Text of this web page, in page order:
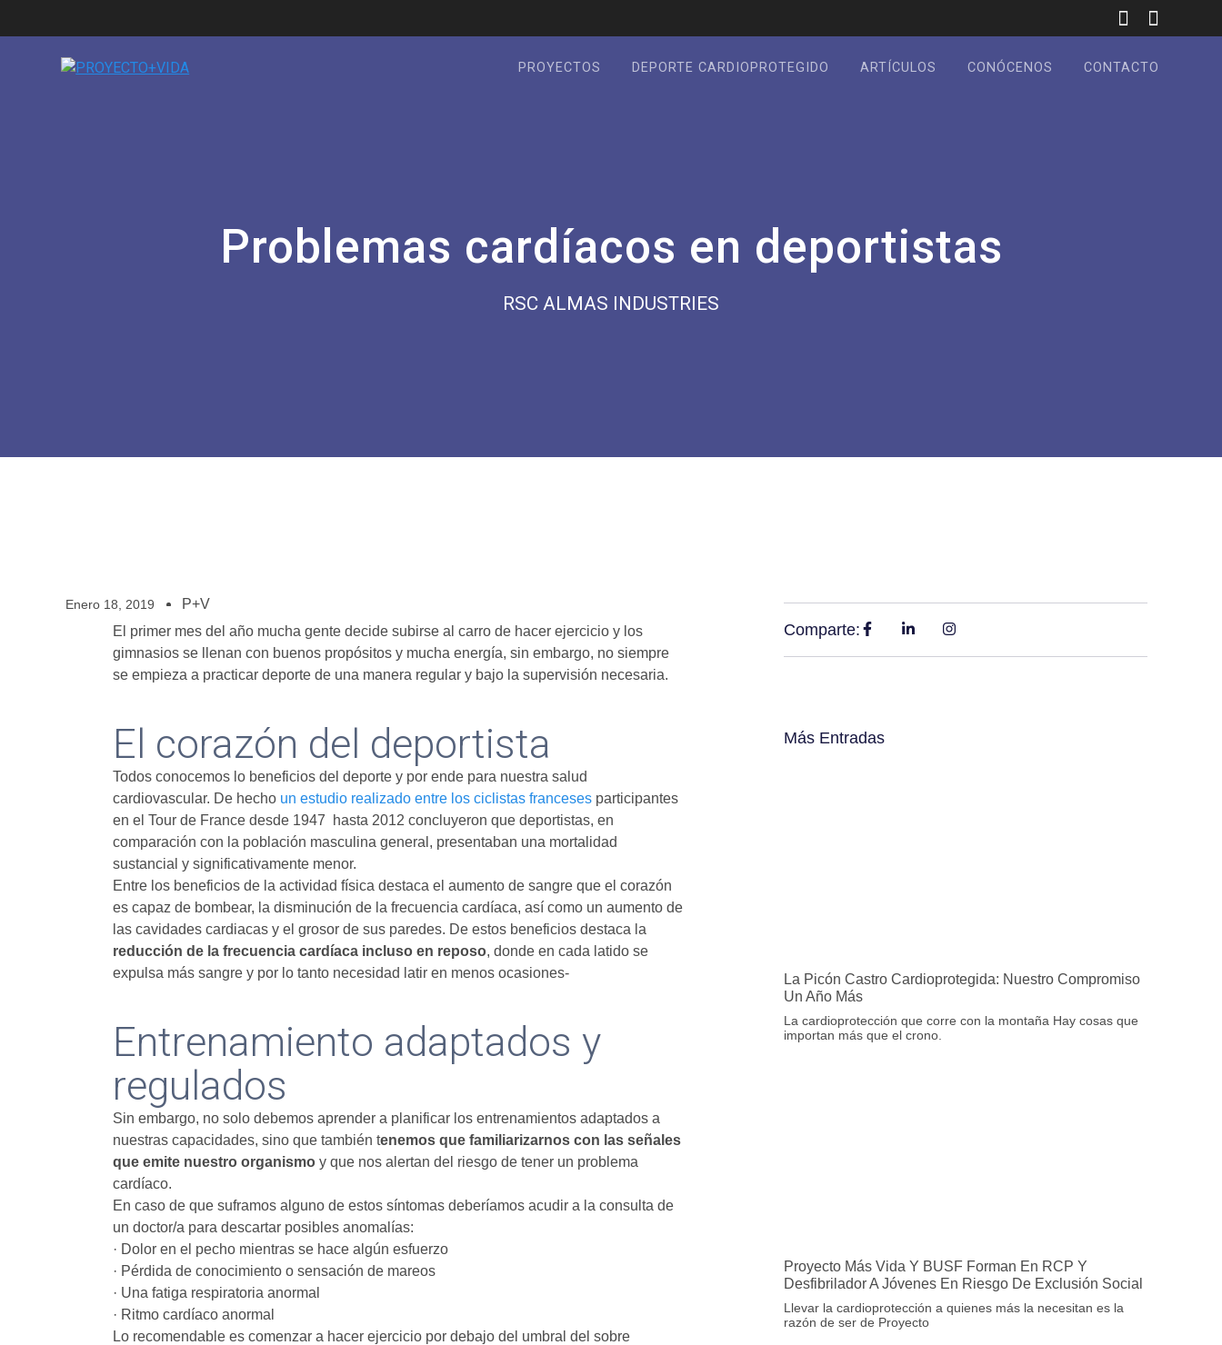
PROYECTOS DEPORTE CARDIOPROTEGIDO ARTÍCULOS CONÓCENOS CONTACTO
Problemas cardíacos en deportistas
RSC ALMAS INDUSTRIES
Enero 18, 2019
P+V
El primer mes del año mucha gente decide subirse al carro de hacer ejercicio y los
gimnasios se llenan con buenos propósitos y mucha energía, sin embargo, no siempre
se empieza a practicar deporte de una manera regular y bajo la supervisión necesaria.
El corazón del deportista
Todos conocemos lo beneficios del deporte y por ende para nuestra salud
cardiovascular. De hecho un estudio realizado entre los ciclistas francesesparticipantes
en el Tour de France desde 1947 hasta 2012 concluyeron que deportistas, en
comparación con la población masculina general, presentaban una mortalidad
sustancial y significativamente menor.
Entre los beneficios de la actividad física destaca el aumento de sangre que el corazón
es capaz de bombear, la disminución de la frecuencia cardíaca, así como un aumento de
las cavidades cardiacas y el grosor de sus paredes. De estos beneficios destaca la
reducción de la frecuencia cardíaca incluso en reposo, donde en cada latido se
expulsa más sangre y por lo tanto necesidad latir en menos ocasiones-
Entrenamiento adaptados y
regulados
Sin embargo, no solo debemos aprender a planificar los entrenamientos adaptados a
nuestras capacidades, sino que también tenemos que familiarizarnos con las señales
que emite nuestro organismoy que nos alertan del riesgo de tener un problema
cardíaco.
En caso de que suframos alguno de estos síntomas deberíamos acudir a la consulta de
un doctor/a para descartar posibles anomalías:
· Dolor en el pecho mientras se hace algún esfuerzo
· Pérdida de conocimiento o sensación de mareos
· Una fatiga respiratoria anormal
· Ritmo cardíaco anormal
Lo recomendable es comenzar a hacer ejercicio por debajo del umbral del sobre
Comparte:
Más Entradas
La Picón Castro Cardioprotegida: Nuestro Compromiso
Un Año Más
La cardioprotección que corre con la montaña Hay cosas que
importan más que el crono.
Proyecto Más Vida Y BUSF Forman En RCP Y
Desfibrilador A Jóvenes En Riesgo De Exclusión Social
Llevar la cardioprotección a quienes más la necesitan es la
razón de ser de Proyecto